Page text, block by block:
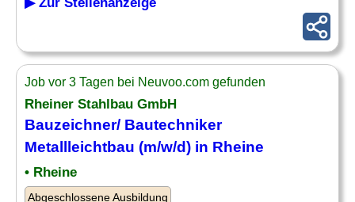
Job vor 3 Tagen bei Neuvoo.com gefunden
Rheiner Stahlbau GmbH
Bauzeichner/ Bautechniker
Metallleichtbau (m/w/d) in Rheine
• Rheine
Abgeschlossene Ausbildung